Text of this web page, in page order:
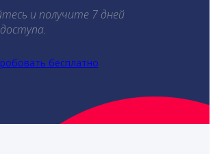
и получите 7 дней
бесплатно